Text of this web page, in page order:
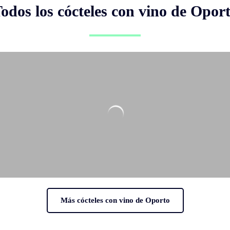
los cócteles con vino de
Más cócteles con vino de Oporto